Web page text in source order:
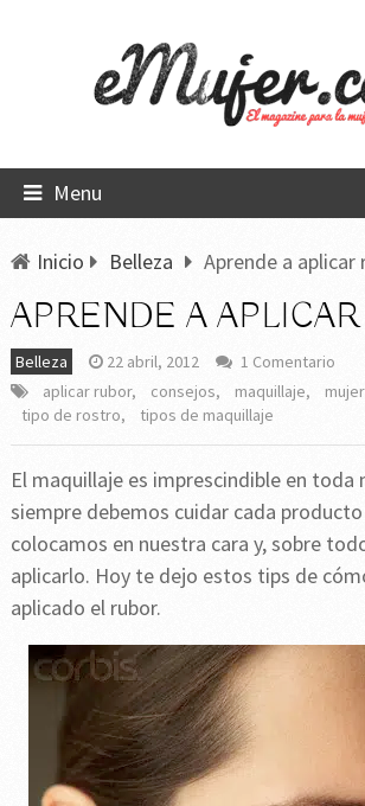
Menu
Inicio Belleza Aprende a aplicar
APRENDE A
Belleza 22 abril, 2012
1 Comentario
aplicar rubor, consejos, maquillaje,
tipo de rostro, tipos de maquillaje
El maquillaje es imprescindible en toda
siempre debemos cuidar cada
colocamos en nuestra cara y, sobre
aplicarlo. Hoy te dejo estos tips de
aplicado el rubor.